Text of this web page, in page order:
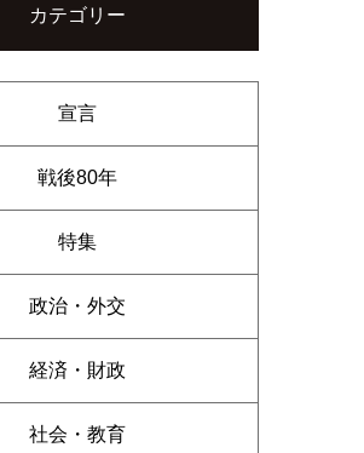
カテゴリー
宣言
戦後80年
特集
政治・外交
経済・財政
社会・教育